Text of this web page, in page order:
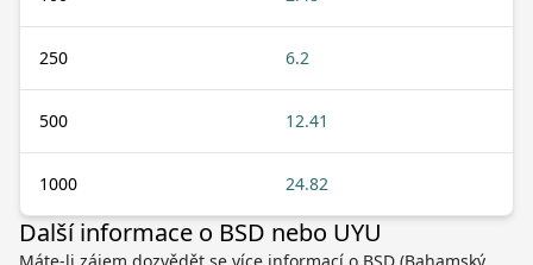
250 6.2
500 12.41
1000 24.82
Další informace o BSD nebo UYU